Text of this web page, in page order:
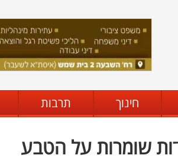
חינוך תרבות
שומרות על הטבע